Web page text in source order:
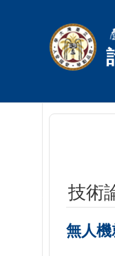
技術
無人機